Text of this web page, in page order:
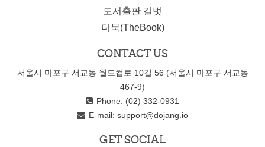
도서출판 길벗
더북(TheBook)
CONTACT US
서울시 마포구 서교동 월드컵로 10길 56 (서울시 마포구 서교동
467-9)
Phone: (02) 332-0931
E-mail: support@dojang.io
GET SOCIAL